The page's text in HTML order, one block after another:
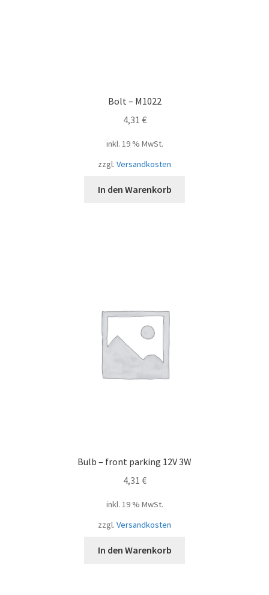
Bolt – M1022
4,31 €
inkl. 19 % MwSt.
zzgl. Versandkosten
In den Warenkorb
Bulb – front parking 12V 3W
4,31 €
inkl. 19 % MwSt.
zzgl. Versandkosten
In den Warenkorb